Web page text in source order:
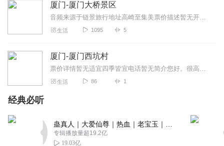
厦门-厦门大桥景区
音频来源于链景旅行地址高崎至集美票价描述暂无开放时间全天乘车信息暂无
生活 1095 5
厦门-厦门西坑村
票价详情暂无适宜四季皆宜电话暂无简介您好。很高兴和您在厦门西坑村相遇。西坑村在厦门同安的西北最角上，与西藏在中国版图的位置极其相似，号称厦门的“西...
生活 86 1
经典必听
专辑播放量超19.2亿
19.03亿